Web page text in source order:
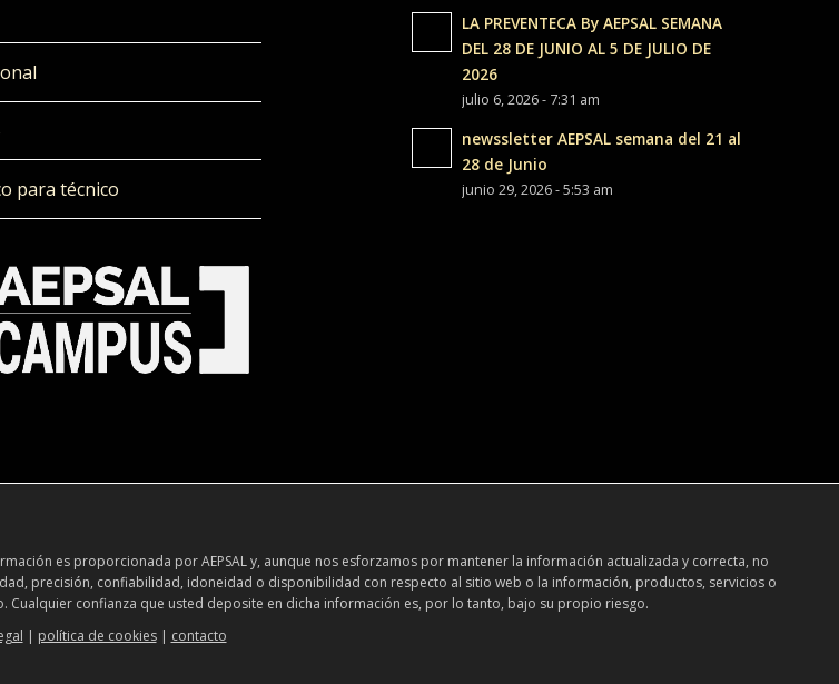
para técnico
LA PREVENTECA By AEPSAL SEMANA
DEL 28 DE JUNIO AL 5 DE JULIO DE
2026
julio 6, 2026 - 7:31 am
newssletter AEPSAL semana del 21 al
28 de Junio
junio 29, 2026 - 5:53 am
es proporcionada por AEPSAL y, aunque nos esforzamos por mantener la información actualizada y correcta, no
precisión, confiabilidad, idoneidad o disponibilidad con respecto al sitio web o la información, productos, servicios o
confianza que usted deposite en dicha información es, por lo tanto, bajo su propio riesgo.
| política de cookies| contacto